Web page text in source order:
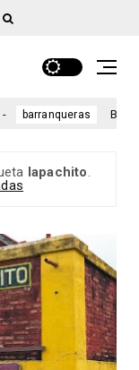
barranqueras
lapachito.